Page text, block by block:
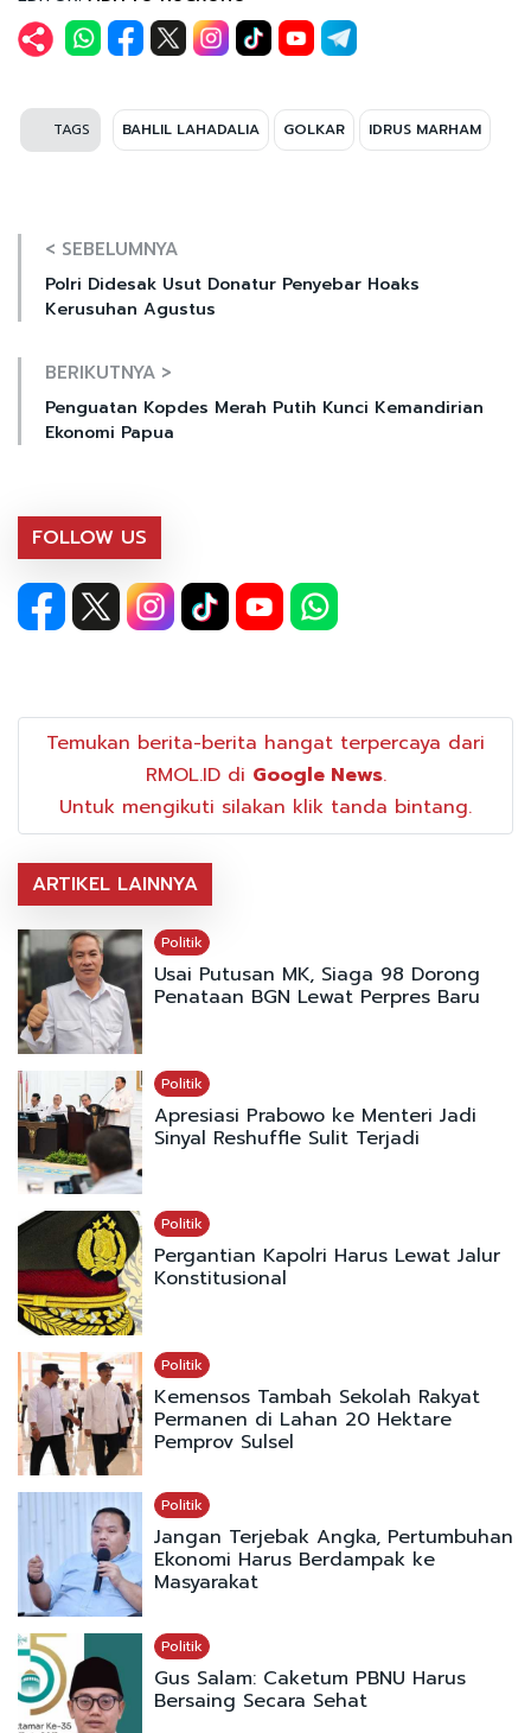
TAGS BAHLIL LAHADALIA GOLKAR IDRUS MARHAM
< SEBELUMNYA
Polri Didesak Usut Donatur Penyebar Hoaks
Kerusuhan Agustus
BERIKUTNYA >
Penguatan Kopdes Merah Putih Kunci Kemandirian
Ekonomi Papua
FOLLOW US
Temukan berita-berita hangat terpercaya dari
RMOL.ID di Google News.
Untuk mengikuti silakan klik tanda bintang.
ARTIKEL LAINNYA
Politik
Usai Putusan MK, Siaga 98 Dorong
Penataan BGN Lewat Perpres Baru
Politik
Apresiasi Prabowo ke Menteri Jadi
Sinyal Reshuffle Sulit Terjadi
Politik
Pergantian Kapolri Harus Lewat Jalur
Konstitusional
Politik
Kemensos Tambah Sekolah Rakyat
Permanen di Lahan 20 Hektare
Pemprov Sulsel
Politik
Jangan Terjebak Angka, Pertumbuhan
Ekonomi Harus Berdampak ke
Masyarakat
Politik
Gus Salam: Caketum PBNU Harus
Bersaing Secara Sehat